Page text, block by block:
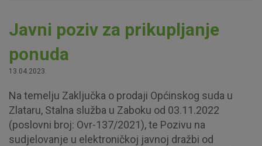
Javni poziv za prikupljanje
ponuda
13.04.2023.
Na temelju Zaključka o prodaji Općinskog suda u
Zlataru, Stalna služba u Zaboku od 03.11.2022
(poslovni broj: Ovr-137/2021), te Pozivu na
sudjelovanje u elektroničkoj javnoj dražbi od